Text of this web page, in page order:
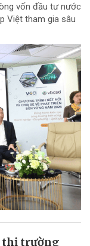
vốn đầu tư nước
Việt tham gia sâu
thị trường